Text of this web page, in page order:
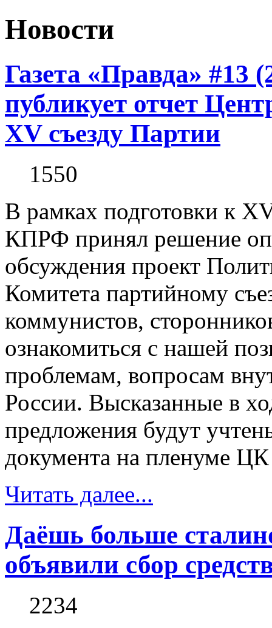
Новости
Газета «Правда» #13
публикует отчет
XV съезду Партии
1550
В рамках подготовки к
КПРФ принял решение
обсуждения проект
Комитета партийному
коммунистов,
ознакомиться с нашей
проблемам, вопросам
России. Высказанные в
предложения будут
документа на пленуме
Читать далее...
Даёшь больше
объявили сбор
2234